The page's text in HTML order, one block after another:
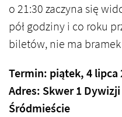
o 21:30 zaczyna się
pół godziny i co roku
biletów, nie ma
Termin: piątek, 4 lipca
Adres: Skwer 1
Śródmieście